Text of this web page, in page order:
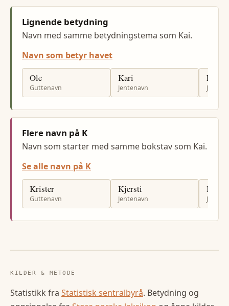
Lignende betydning
Navn med samme betydningstema som Kai.
Navn som betyr havet
Ole
Guttenavn
Kari
Jentenavn
Flere navn på K
Navn som starter med samme bokstav som Kai.
Se alle navn på K
Krister
Guttenavn
Kjersti
Jentenavn
KILDER & METODE
Statistikk fra Statistisk sentralbyrå. Betydning og